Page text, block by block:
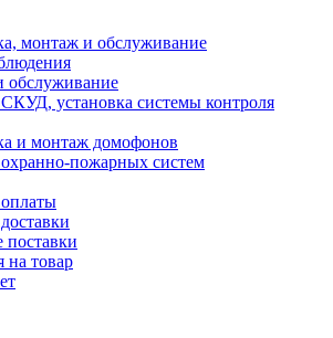
монтаж и обслуживание
обслуживание
установка системы контроля
и монтаж домофонов
пожарных систем
на товар